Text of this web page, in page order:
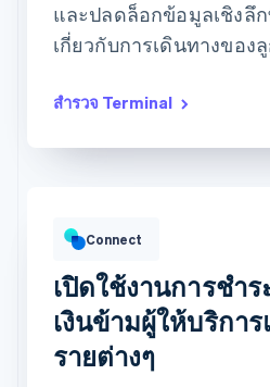
และปลดล็อกข้อมูลเชิงลึ
เกี่ยวกับการเดินทางของ
สำรวจ Terminal
บัญชีที่มียอดขั้นต้นสูงสุด
Connect
เปิดใช้งานการชำ
เงินข้ามผู้ให้บริกา
รายต่างๆ